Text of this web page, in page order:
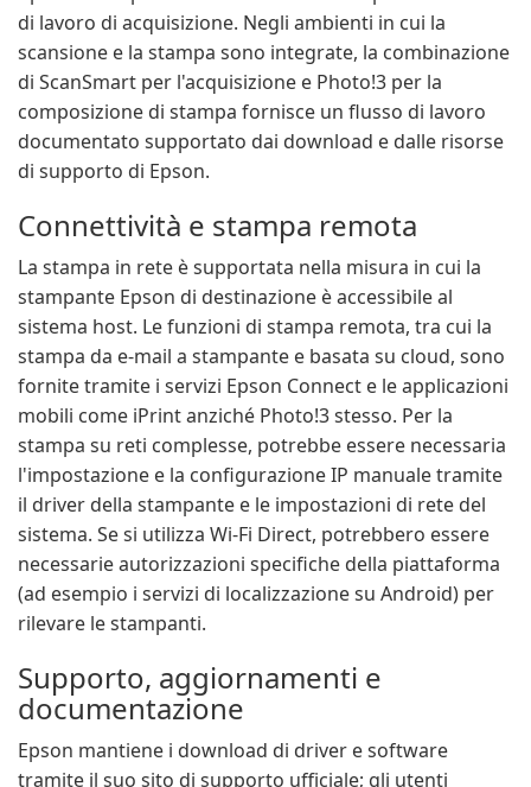
di lavoro di acquisizione. Negli ambienti in cui la
scansione e la stampa sono integrate, la combinazione
di ScanSmart per l'acquisizione e Photo!3 per la
composizione di stampa fornisce un flusso di lavoro
documentato supportato dai download e dalle risorse
di supporto di Epson.
Connettività e stampa remota
La stampa in rete è supportata nella misura in cui la
stampante Epson di destinazione è accessibile al
sistema host. Le funzioni di stampa remota, tra cui la
stampa da e-mail a stampante e basata su cloud, sono
fornite tramite i servizi Epson Connect e le applicazioni
mobili come iPrint anziché Photo!3 stesso. Per la
stampa su reti complesse, potrebbe essere necessaria
l'impostazione e la configurazione IP manuale tramite
il driver della stampante e le impostazioni di rete del
sistema. Se si utilizza Wi-Fi Direct, potrebbero essere
necessarie autorizzazioni specifiche della piattaforma
(ad esempio i servizi di localizzazione su Android) per
rilevare le stampanti.
Supporto, aggiornamenti e
documentazione
Epson mantiene i download di driver e software
tramite il suo sito di supporto ufficiale; gli utenti